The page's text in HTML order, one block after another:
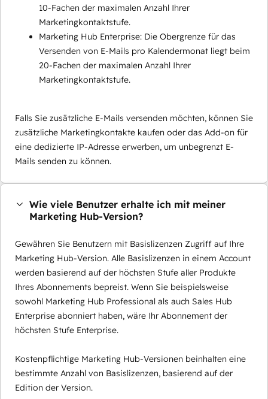
10-Fachen der maximalen Anzahl Ihrer
Marketingkontaktstufe.
Marketing Hub Enterprise: Die Obergrenze für das
Versenden von E-Mails pro Kalendermonat liegt beim
20-Fachen der maximalen Anzahl Ihrer
Marketingkontaktstufe.
Falls Sie zusätzliche E-Mails versenden möchten, können Sie
zusätzliche Marketingkontakte kaufen oder das Add-on für
eine dedizierte IP-Adresse erwerben, um unbegrenzt E-
Mails senden zu können.
Wie viele Benutzer erhalte ich mit meiner
Marketing Hub-Version?
Gewähren Sie Benutzern mit Basislizenzen Zugriff auf Ihre
Marketing Hub-Version. Alle Basislizenzen in einem Account
werden basierend auf der höchsten Stufe aller Produkte
Ihres Abonnements bepreist. Wenn Sie beispielsweise
sowohl Marketing Hub Professional als auch Sales Hub
Enterprise abonniert haben, wäre Ihr Abonnement der
höchsten Stufe Enterprise.
Kostenpflichtige Marketing Hub-Versionen beinhalten eine
bestimmte Anzahl von Basislizenzen, basierend auf der
Edition der Version.